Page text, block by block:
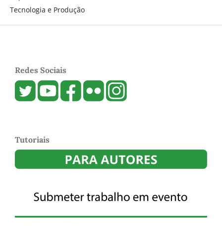
Tecnologia e Produção
Redes Sociais
Tutoriais